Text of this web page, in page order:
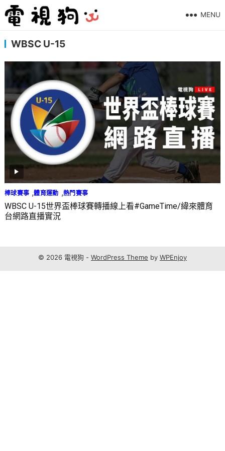
MENU
WBSC U-15
棒球賽事 ,體育運動 ,熱門賽事
WBSC U-15世界盃棒球賽轉播線上看#GameTime/緯來體育
台網路直播實況
© 2026 電視狗 - WordPress Theme by WPEnjoy